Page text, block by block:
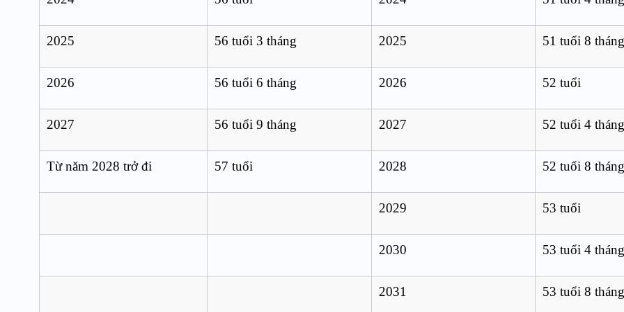
2025 56 tuổi 3 tháng 2025 51 tuổi 8 tháng
2026 56 tuổi 6 tháng 2026 52 tuổi
2027 56 tuổi 9 tháng 2027 52 tuổi 4 tháng
Từ năm 2028 trở đi 57 tuổi 2028 52 tuổi 8 tháng
2029 53 tuổi
2030 53 tuổi 4 tháng
2031 53 tuổi 8 tháng